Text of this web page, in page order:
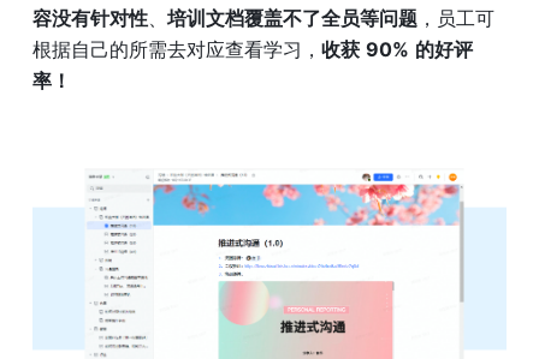
容没有针对性
培训文档覆盖不了全员等问题 ，员工可
根据自己的所需去对应查看学习， 收获 90% 的好评
率！